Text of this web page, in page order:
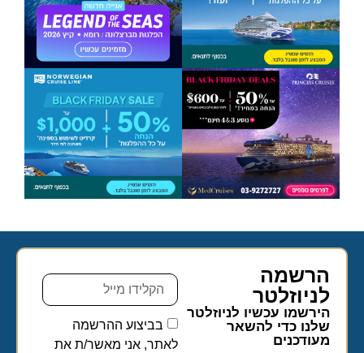
הרשמה
לניוזלטר​
הירשמו עכשיו לניוזלטר
שלנו כדי להשאר
מעודכנים
בביצוע ההרשמה
לאתר, אני מאשר/ת את